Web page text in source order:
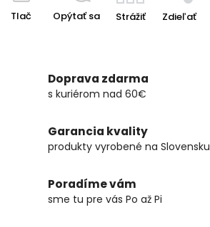
Tlač Opýtať sa Strážiť Zdieľať
Doprava zdarma
s kuriérom nad 60€
Garancia kvality
produkty vyrobené na Slovensku
Poradíme vám
sme tu pre vás Po až Pi